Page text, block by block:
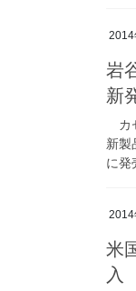
2014
岩
新
カ
新製
に
2014
米
入